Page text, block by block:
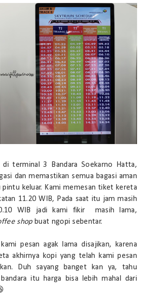
di terminal 3 Bandara Soekarno Hatta,
dan memastikan semua bagasi aman
pintu keluar. Kami memesan tiket kereta
11.20 WIB, Pada saat itu jam masih
WIB jadi kami fikir masih lama,
shopbuat ngopi sebentar.
pesan agak lama disajikan, karena
akhirnya kopi yang telah kami pesan
Duh sayang banget kan ya, tahu
itu harga bisa lebih mahal dari